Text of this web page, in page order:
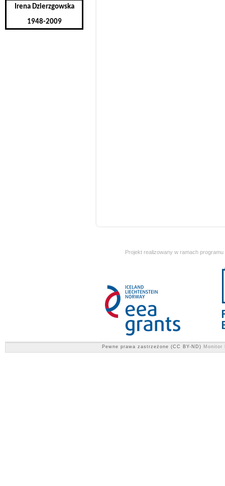
Irena Dzierzgowska
1948-2009
Projekt realizowany w ramach
Pewne prawa zastrzeżone (CC BY-ND) Monitor